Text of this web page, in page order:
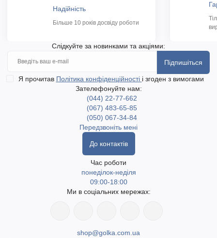
Надійність
Більше 10 років досвіду роботи
Слідкуйте за новинками та акціями:
Підпишіться
Я прочитав Політика конфіденційності і згоден з вимогами
Зателефонуйте нам:
(044) 22-77-662
(067) 483-65-85
(050) 067-34-84
Передзвоніть мені
До контактів
Час роботи
понеділок-неділя
09:00-18:00
Ми в соціальних мережах:
shop@golka.com.ua